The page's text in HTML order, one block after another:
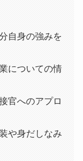
自身の強みを
についての情
官へのアプロ
や身だしなみ